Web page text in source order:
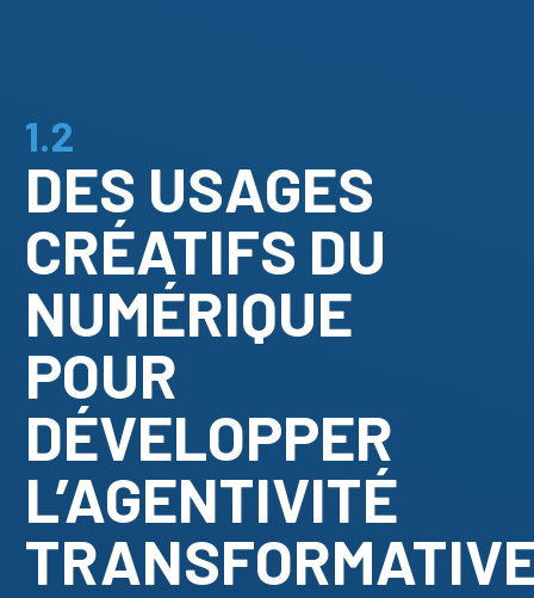
1.2
DES USAGES
CRÉATIFS DU
NUMÉRIQUE
POUR
DÉVELOPPER
L’AGENTIVITÉ